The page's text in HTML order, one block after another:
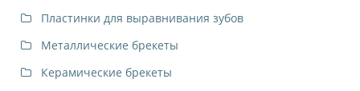
Пластинки для выравнивания зубов
Металлические брекеты
Керамические брекеты